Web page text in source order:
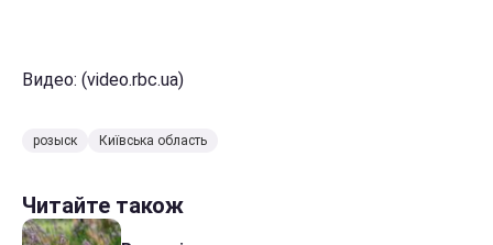
Видео: (video.rbc.ua)
розыск Київська область
Читайте також